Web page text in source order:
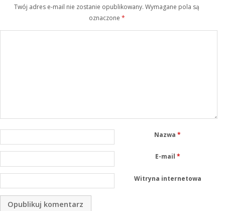
Twój adres e-mail nie zostanie opublikowany. Wymagane pola są
oznaczone *
Nazwa*
E-mail *
Witryna internetowa